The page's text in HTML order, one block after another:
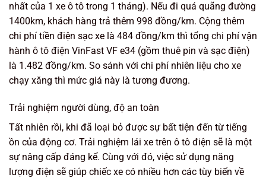
nhất của 1 xe ô tô trong 1 tháng). Nếu đi quá quãng đường
1400km, khách hàng trả thêm 998 đồng/km. Cộng thêm
chi phí tiền điện sạc xe là 484 đồng/km thì tổng chi phí vận
hành ô tô điện VinFast VF e34 (gồm thuê pin và sạc điện)
là 1.482 đồng/km. So sánh với chi phí nhiên liệu cho xe
chạy xăng thì mức giá này là tương đương.
Trải nghiệm người dùng, độ an toàn
Tất nhiên rồi, khi đã loại bỏ được sự bất tiện đến từ tiếng
ồn của động cơ. Trải nghiệm lái xe trên ô tô điện sẽ là một
sự nâng cấp đáng kể. Cùng với đó, việc sử dụng năng
lượng điện sẽ giúp chiếc xe có nhiều hơn các tùy biến về